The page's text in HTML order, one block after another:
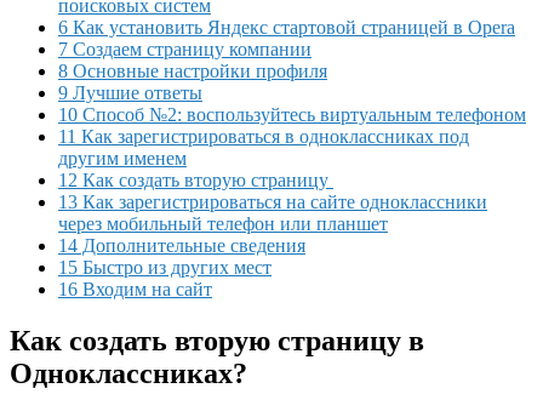
поисковых систем
6 Как установить Яндекс стартовой страницей в Opera
7 Создаем страницу компании
8 Основные настройки профиля
9 Лучшие ответы
10 Способ №2: воспользуйтесь виртуальным телефоном
11 Как зарегистрироваться в одноклассниках под
другим именем
12 Как создать вторую страницу
13 Как зарегистрироваться на сайте одноклассники
через мобильный телефон или планшет
14 Дополнительные сведения
15 Быстро из других мест
16 Входим на сайт
Как создать вторую страницу в
Одноклассниках?